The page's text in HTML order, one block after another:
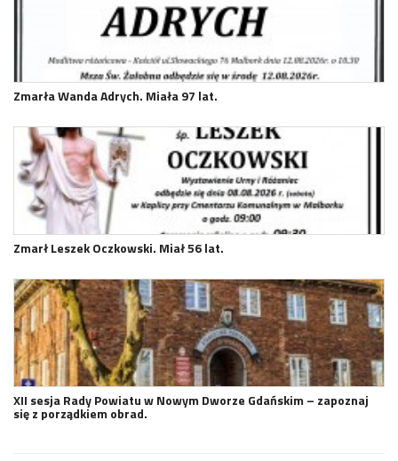
Zmarła Wanda Adrych. Miała 97 lat.
Zmarł Leszek Oczkowski. Miał 56 lat.
XII sesja Rady Powiatu w Nowym Dworze Gdańskim – zapoznaj
się z porządkiem obrad.